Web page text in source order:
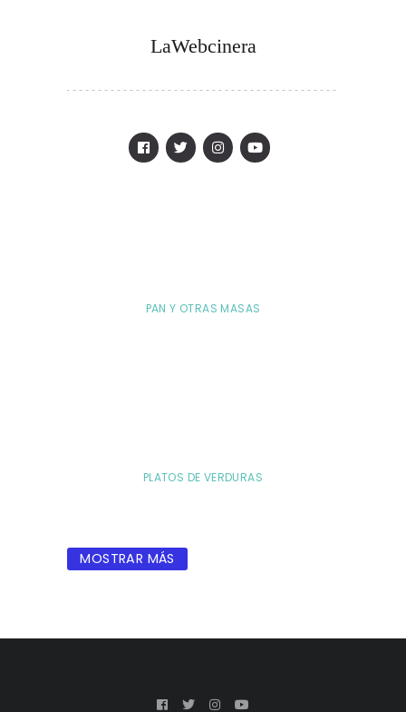
LaWebcinera
PAN Y OTRAS MASAS
PLATOS DE VERDURAS
MOSTRAR MÁS